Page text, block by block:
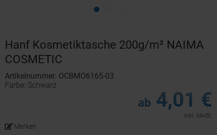
Hanf Kosmetiktasche 200g/m² NAIMA
COSMETIC
Artikelnummer: OCBMO6165-03
Farbe: Schwarz
ab 4,01 €
inkl. MwSt.
Merken